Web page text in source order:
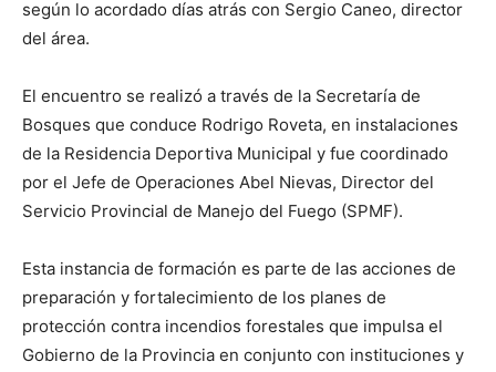
según lo acordado días atrás con Sergio Caneo, director
del área.
El encuentro se realizó a través de la Secretaría de
Bosques que conduce Rodrigo Roveta, en instalaciones
de la Residencia Deportiva Municipal y fue coordinado
por el Jefe de Operaciones Abel Nievas, Director del
Servicio Provincial de Manejo del Fuego (SPMF).
Esta instancia de formación es parte de las acciones de
preparación y fortalecimiento de los planes de
protección contra incendios forestales que impulsa el
Gobierno de la Provincia en conjunto con instituciones y